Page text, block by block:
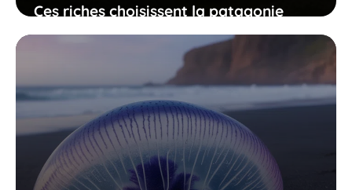
Ces riches choisissent la patagonie
pour son calme face aux dérèglements
climatiques qui vous préoccupent
18 novembre 2025